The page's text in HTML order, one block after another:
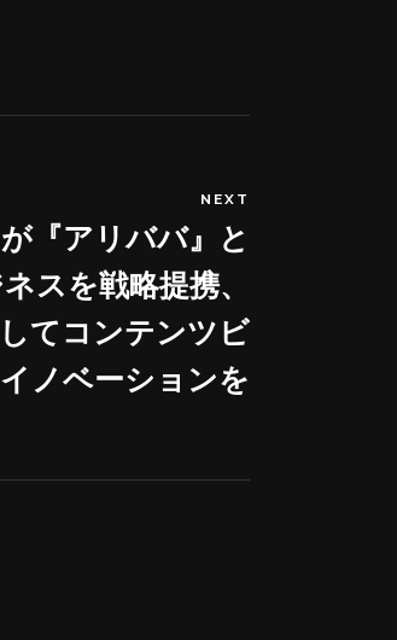
NEXT
『アリババ』と
スを戦略提携、
てコンテンツビ
ノベーションを